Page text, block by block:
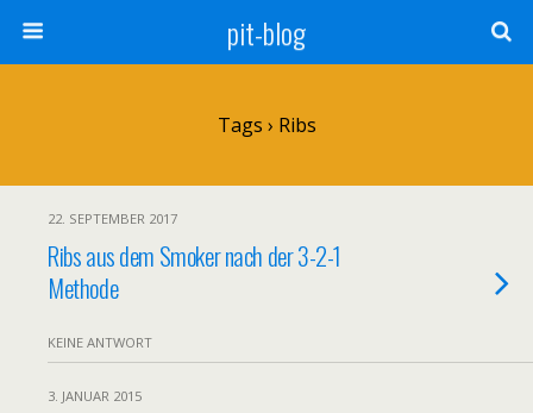
pit-blog
Tags › Ribs
22. SEPTEMBER 2017
Ribs aus dem Smoker nach der 3-2-1
Methode
KEINE ANTWORT
3. JANUAR 2015